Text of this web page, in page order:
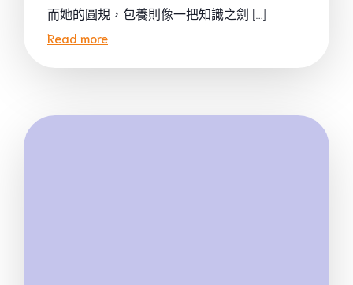
而她的圓規，包養則像一把知識之劍 […]
Read more